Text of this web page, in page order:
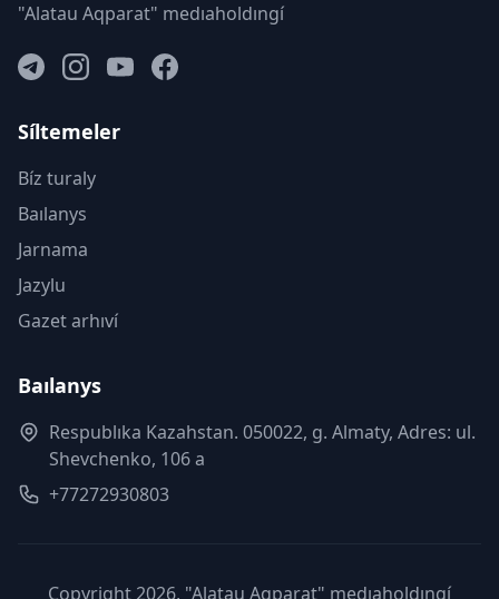
"Alatau Aqparat" medıaholdıngí
Síltemeler
Bíz turaly
Baılanys
Jarnama
Jazylu
Gazet arhıví
Baılanys
Respublıka Kazahstan. 050022, g. Almaty, Adres: ul.
Shevchenko, 106 a
+77272930803
Copyright 2026, "Alatau Aqparat" medıaholdıngí